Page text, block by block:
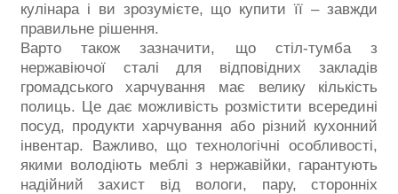
кулінара і ви зрозумієте, що купити її – завжди
правильне рішення.
Варто також зазначити, що стіл-тумба з
нержавіючої сталі для відповідних закладів
громадського харчування має велику кількість
полиць. Це дає можливість розмістити всередині
посуд, продукти харчування або різний кухонний
інвентар. Важливо, що технологічні особливості,
якими володіють меблі з нержавійки, гарантують
надійний захист від вологи, пару, сторонніх